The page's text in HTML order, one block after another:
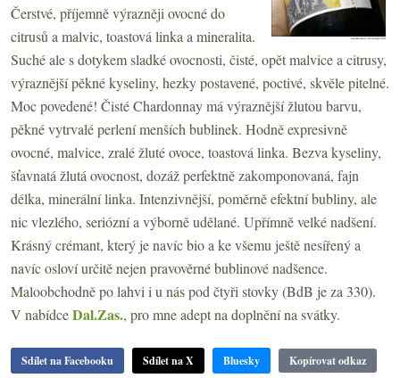
Čerstvé, příjemně výrazněji ovocné do
citrusů a malvic, toastová linka a mineralita.
Suché ale s dotykem sladké ovocnosti, čisté, opět malvice a citrusy,
výraznější pěkné kyseliny, hezky postavené, poctivé, skvěle pitelné.
Moc povedené! Čisté Chardonnay má výraznější žlutou barvu,
pěkné vytrvalé perlení menších bublinek. Hodně expresivně
ovocné, malvice, zralé žluté ovoce, toastová linka. Bezva kyseliny,
šťavnatá žlutá ovocnost, dozáž perfektně zakomponovaná, fajn
délka, minerální linka. Intenzivnější, poměrně efektní bubliny, ale
nic vlezlého, seriózní a výborně udělané. Upřímně velké nadšení.
Krásný crémant, který je navíc bio a ke všemu ještě nesířený a
navíc osloví určitě nejen pravověrné bublinové nadšence.
Maloobchodně po lahvi i u nás pod čtyři stovky (BdB je za 330).
V nabídceDal.Zas., pro mne adept na doplnění na svátky.
Sdílet na Facebooku Sdílet na X Bluesky Kopírovat odkaz